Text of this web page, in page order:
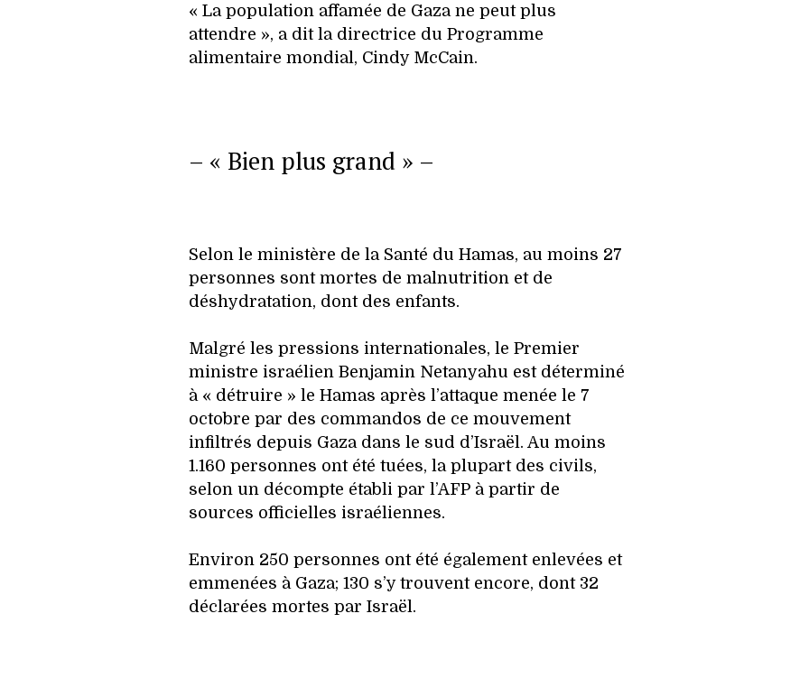
« La population affamée de Gaza ne peut plus
attendre », a dit la directrice du Programme
alimentaire mondial, Cindy McCain.
– « Bien plus grand » –
Selon le ministère de la Santé du Hamas, au moins 27
personnes sont mortes de malnutrition et de
déshydratation, dont des enfants.
Malgré les pressions internationales, le Premier
ministre israélien Benjamin Netanyahu est déterminé
à « détruire » le Hamas après l’attaque menée le 7
octobre par des commandos de ce mouvement
infiltrés depuis Gaza dans le sud d’Israël. Au moins
1.160 personnes ont été tuées, la plupart des civils,
selon un décompte établi par l’AFP à partir de
sources officielles israéliennes.
Environ 250 personnes ont été également enlevées et
emmenées à Gaza; 130 s’y trouvent encore, dont 32
déclarées mortes par Israël.